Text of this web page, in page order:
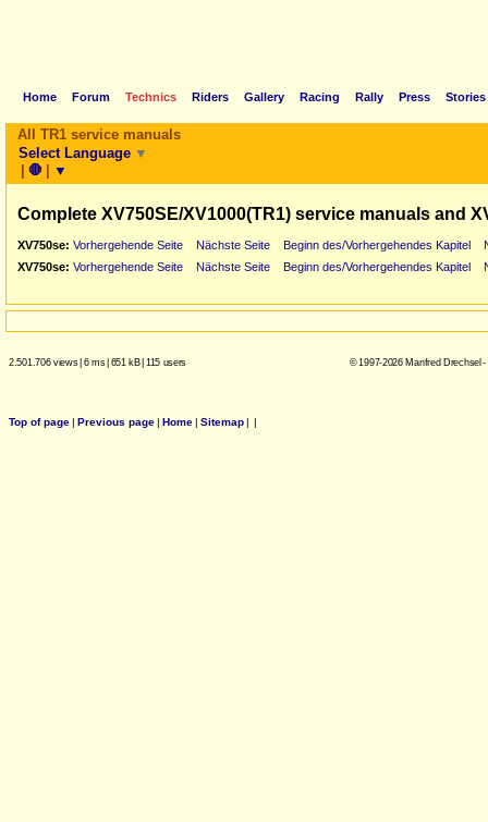
Home Forum Technics Riders Gallery Racing Rally Press Stories
All TR1 service manuals
Select Language ▼
| 🛑 | ▼
Complete XV750SE/XV1000(TR1) service manuals and
XV750se: Vorhergehende Seite Nächste Seite Beginn des/Vorhergehendes Kapitel
XV750se: Vorhergehende Seite Nächste Seite Beginn des/Vorhergehendes Kapitel
2.501.706 views| 6 ms| 651 kB| 115 users © 1997-2026 Manfred Drechsel
Top of page| Previous page| Home| Sitemap| |